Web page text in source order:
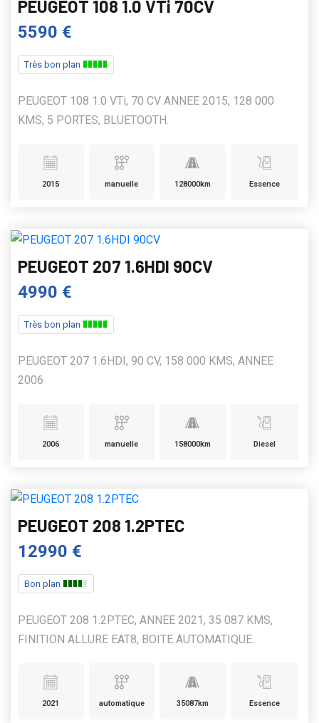
PEUGEOT 108 1.0 VTi 70CV
5590 €
Très bon plan
PEUGEOT 108 1.0 VTi, 70 CV ANNEE 2015, 128 000
KMS, 5 PORTES, BLUETOOTH.
2015 manuelle 128000km Essence
PEUGEOT 207 1.6HDI 90CV
4990 €
Très bon plan
PEUGEOT 207 1.6HDI, 90 CV, 158 000 KMS, ANNEE
2006
2006 manuelle 158000km Diesel
PEUGEOT 208 1.2PTEC
12990 €
Bon plan
PEUGEOT 208 1.2PTEC, ANNEE 2021, 35 087 KMS,
FINITION ALLURE EAT8, BOITE AUTOMATIQUE.
2021 automatique 35087km Essence